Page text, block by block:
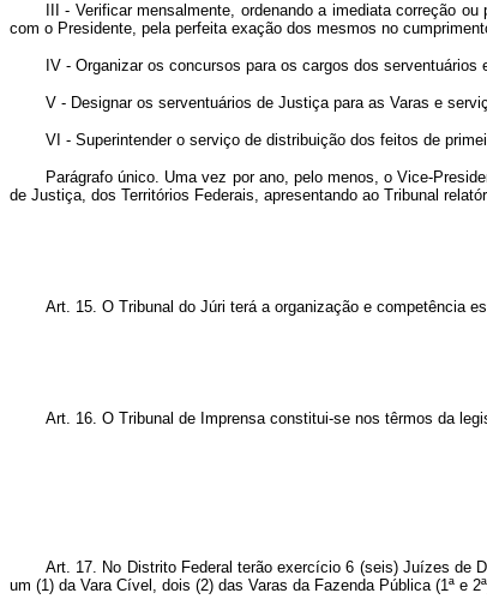
III - Verificar mensalmente, ordenando a imediata correção
com o Presidente, pela perfeita exação dos mesmos no
IV - Organizar os concursos para os cargos dos serventuários
V - Designar os serventuários de Justiça para as Varas e
VI - Superintender o serviço de distribuição dos feitos de
Parágrafo único. Uma vez por ano, pelo menos, o Vice-
de Justiça, dos Territórios Federais, apresentando ao Tribunal
Art. 15. O Tribunal do Júri terá a organização e competência
Art. 16. O Tribunal de Imprensa constitui-se nos têrmos da
Art. 17. No Distrito Federal terão exercício 6 (seis) Juízes de
um (1) da Vara Cível, dois (2) das Varas da Fazenda Pública (1ª e